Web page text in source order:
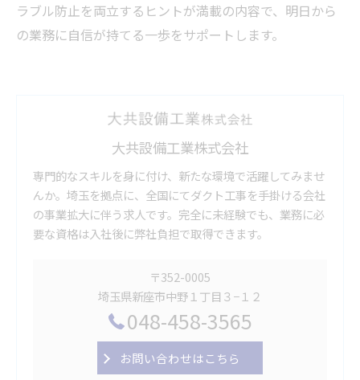
ラブル防止を両立するヒントが満載の内容で、明日から
の業務に自信が持てる一歩をサポートします。
大共設備工業株式会社
専門的なスキルを身に付け、新たな環境で活躍してみませ
んか。埼玉を拠点に、全国にてダクト工事を手掛ける会社
の事業拡大に伴う求人です。完全に未経験でも、業務に必
要な資格は入社後に弊社負担で取得できます。
〒352-0005
埼玉県新座市中野１丁目３−１２
048-458-3565
お問い合わせはこちら